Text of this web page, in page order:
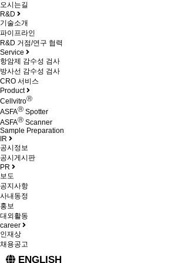
오시는길
R&D
기술소개
파이프라인
R&D 거점/연구 협력
Service
항암제 감수성 검사
방사선 감수성 검사
CRO 서비스
Product
CellvitroⓇ
ASFAⓇ Spotter
ASFAⓇ Scanner
Sample Preparation
IR
공시정보
공시게시판
PR
보도
공지사항
사내동정
홍보
대외활동
career
인재상
채용공고
ENGLISH